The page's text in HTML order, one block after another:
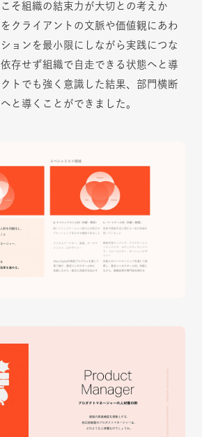
そ組織の結束力が大切との考えか
クライアントの文脈や価値観にあわ
ョンを最小限にしながら実践につな
存せず組織で自走できる状態へと導
トでも強く意識した結果、部門横断
と導くことができました。